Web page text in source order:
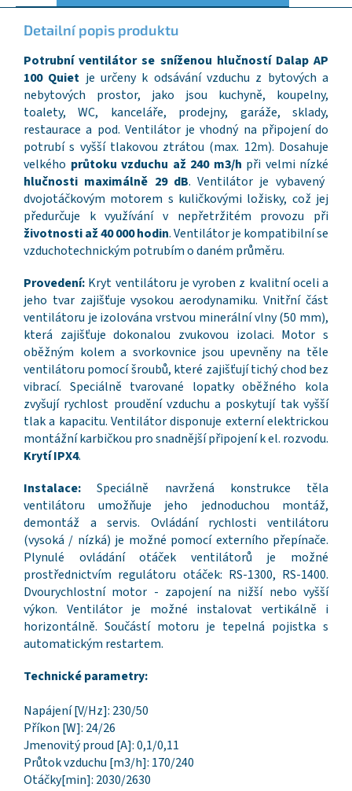
Detailní popis produktu
Potrubní ventilátor se sníženou hlučností Dalap AP
100 Quiet je určeny k odsávání vzduchu z bytových a
nebytových prostor, jako jsou kuchyně, koupelny,
toalety, WC, kanceláře, prodejny, garáže, sklady,
restaurace a pod. Ventilátor je vhodný na připojení do
potrubí s vyšší tlakovou ztrátou (max. 12m). Dosahuje
velkého průtoku vzduchu až 240 m3/h při velmi nízké
hlučnosti maximálně 29 dB. Ventilátor je vybavený
dvojotáčkovým motorem s kuličkovými ložisky, což jej
předurčuje k využívání v nepřetržitém provozu při
životnosti až 40 000 hodin. Ventilátor je kompatibilní se
vzduchotechnickým potrubím o daném průměru.
Provedení: Kryt ventilátoru je vyroben z kvalitní oceli a
jeho tvar zajišťuje vysokou aerodynamiku. Vnitřní část
ventilátoru je izolována vrstvou minerální vlny (50 mm),
která zajišťuje dokonalou zvukovou izolaci. Motor s
oběžným kolem a svorkovnice jsou upevněny na těle
ventilátoru pomocí šroubů, které zajišťují tichý chod bez
vibrací. Speciálně tvarované lopatky oběžného kola
zvyšují rychlost proudění vzduchu a poskytují tak vyšší
tlak a kapacitu. Ventilátor disponuje externí elektrickou
montážní karbičkou pro snadnější připojení k el. rozvodu.
Krytí IPX4.
Instalace: Speciálně navržená konstrukce těla
ventilátoru umožňuje jeho jednoduchou montáž,
demontáž a servis. Ovládání rychlosti ventilátoru
(vysoká / nízká) je možné pomocí externího přepínače.
Plynulé ovládání otáček ventilátorů je možné
prostřednictvím regulátoru otáček: RS-1300, RS-1400.
Dvourychlostní motor - zapojení na nižší nebo vyšší
výkon. Ventilátor je možné instalovat vertikálně i
horizontálně. Součástí motoru je tepelná pojistka s
automatickým restartem.
Technické parametry:
Napájení [V/Hz]: 230/50
Příkon [W]: 24/26
Jmenovitý proud [A]: 0,1/0,11
Průtok vzduchu [m3/h]: 170/240
Otáčky[min]: 2030/2630